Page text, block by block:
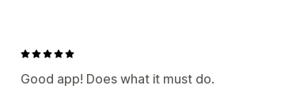
Good app! Does what it must do.